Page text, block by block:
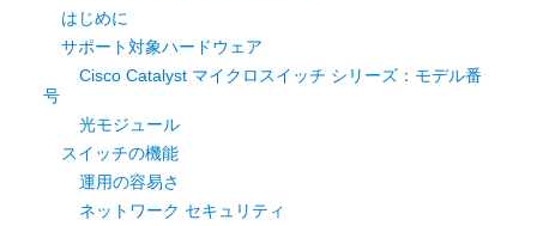
はじめに
サポート対象ハードウェア
Cisco Catalyst マイクロスイッチ シリーズ：モデル番
号
光モジュール
スイッチの機能
運用の容易さ
ネットワーク セキュリティ